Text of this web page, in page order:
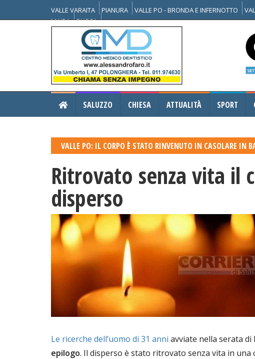
VALLE VARAITA PIANURA VALLE PO - BRONDA E INFERNOTTO
MAIRA
BUSCA
SALUZZO CHIESA ATTUALITÀ SPORT
VALLE PO: IL CORPO È STATO RINVENUTO IN CASOLARE IN
Ritrovato senza vita il
disperso
Le ricerche dell’uomo di 31 anni avviate nella serata
epilogo. Il disperso è stato ritrovato senza vita in una